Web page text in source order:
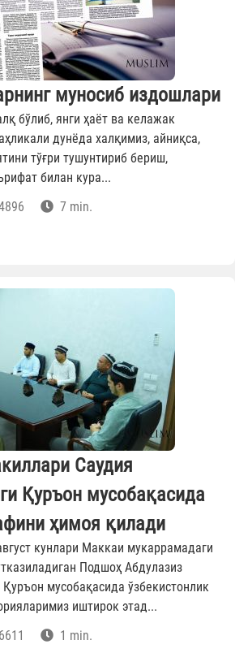
муносиб издошлари
бўлиб, янги ҳаёт ва келажак
дунёда халқимиз, айниқса,
тўғри тушунтириб бериш,
билан кура...
7 min.
Саудия
Қуръон мусобақасида
ҳимоя қилади
кунлари Маккаи мукаррамадаги
Подшоҳ Абдулазиз
мусобақасида ўзбекистонлик
иштирок этад...
6611 1 min.